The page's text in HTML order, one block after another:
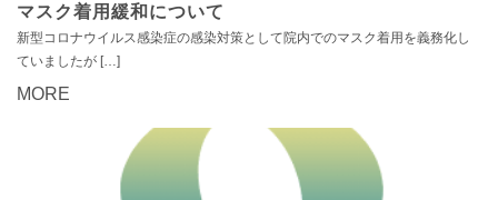
マスク着用緩和について
新型コロナウイルス感染症の感染対策として院内でのマスク着用を義務化し
ていましたが […]
MORE